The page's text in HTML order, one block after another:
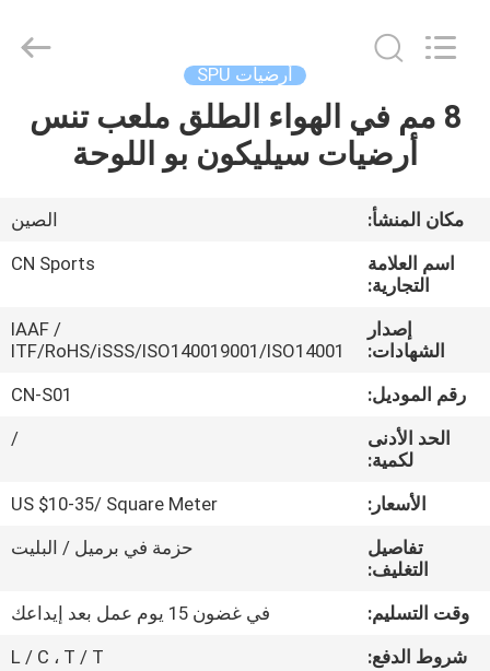
مسكن
معلومات
جولة
في
المعمل
مراقبة
الجودة
اتصل
بنا
Materials
Reserved.
أرضيات SPU
8 مم في الهواء الطلق ملعب تنس
أرضيات سيليكون بو اللوحة
مكان المنشأ:
الصين
اسم العلامة
التجارية:
CN Sports
إصدار
الشهادات:
IAAF /
ITF/RoHS/iSSS/ISO140019001/ISO14001
رقم الموديل:
CN-S01
الحد الأدنى
لكمية:
/
الأسعار:
US $10-35/ Square Meter
تفاصيل
التغليف:
حزمة في برميل / البليت
وقت التسليم:
في غضون 15 يوم عمل بعد إيداعك
شروط الدفع:
L / C ، T / T